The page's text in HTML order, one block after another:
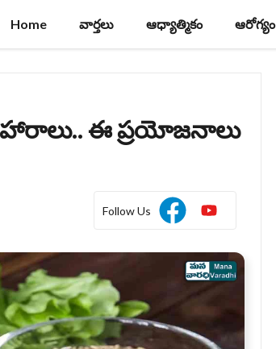
Home వార్తలు ఆధ్యాత్మికం ఆరోగ్యం
ఈ ప్రయోజనాలు
Follow Us